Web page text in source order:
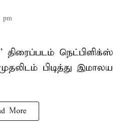
pm
திரைப்படம் நெட்பிளிக்ஸ்
பிடித்து இமாலய
More